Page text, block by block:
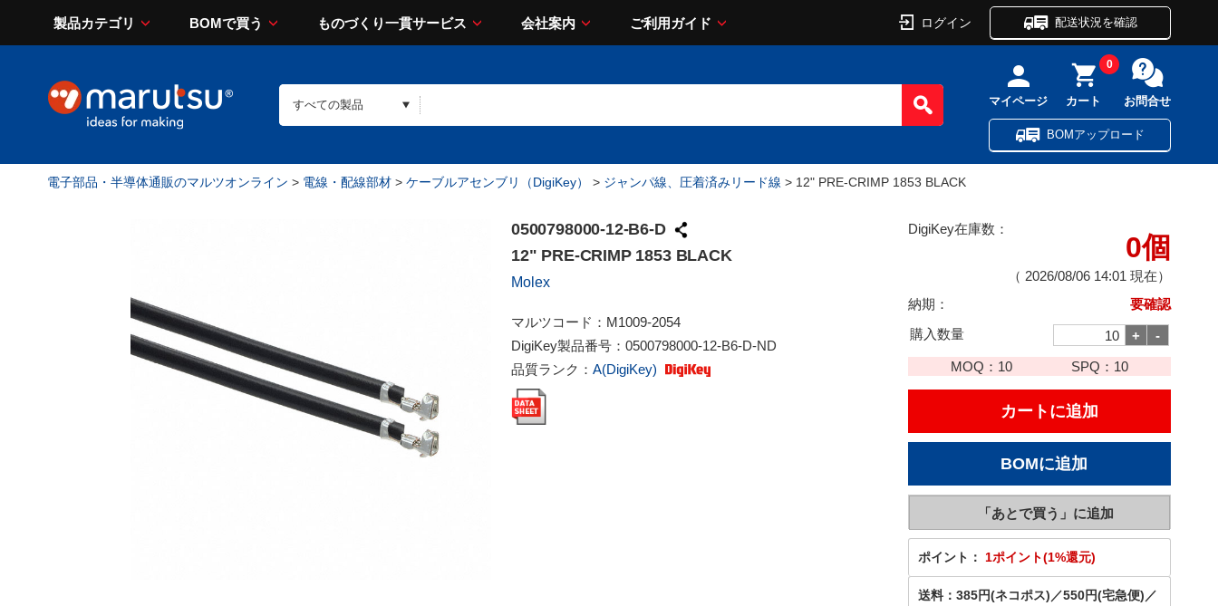
製品カテゴリ BOMで買う ものづくり一貫サービス 会社案内 ご利用ガイド ログイン 配送状況を確認
マイページ カート
0
お問合せ
BOMアップロード
電子部品・半導体通販のマルツオンライン > 電線・配線部材 > ケーブルアセンブリ（DigiKey） > ジャンパ線、圧着済みリード線 > 12" PRE-CRIMP 1853 BLACK
0500798000-12-B6-D
12" PRE-CRIMP 1853 BLACK
Molex
マルツコード： M1009-2054
DigiKey製品番号： 0500798000-12-B6-D-ND
品質ランク： A(DigiKey)
DigiKey在庫数：
0個
（ 2026/08/06 14:01 現在）
納期：
要確認
購入数量
MOQ： 10 SPQ： 10
ポイント： 1ポイント(1%還元)
送料： 385円(ネコポス) ／550円(宅急便) ／